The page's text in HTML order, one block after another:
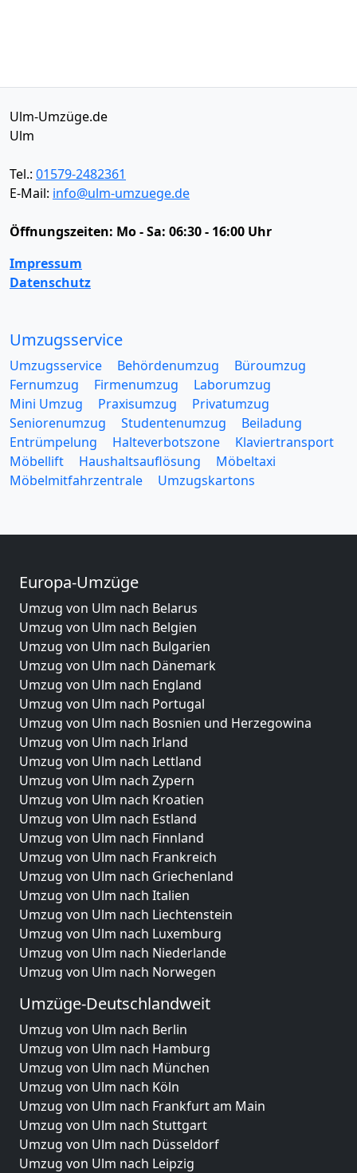
Ulm-Umzüge.de
Ulm
Tel.: 01579-2482361
E-Mail: info@ulm-umzuege.de
Öffnungszeiten: Mo - Sa: 06:30 - 16:00 Uhr
Impressum
Datenschutz
Umzugsservice
Umzugsservice Behördenumzug
Büroumzug
Fernumzug
Firmenumzug
Laborumzug
Mini Umzug
Praxisumzug
Privatumzug
Seniorenumzug
Studentenumzug
Beiladung
Entrümpelung
Halteverbotszone
Klaviertransport
Möbellift
Haushaltsauflösung
Möbeltaxi
Möbelmitfahrzentrale
Umzugskartons
Europa-Umzüge
Umzug von Ulm nach Belarus
Umzug von Ulm nach Belgien
Umzug von Ulm nach Bulgarien
Umzug von Ulm nach Dänemark
Umzug von Ulm nach England
Umzug von Ulm nach Portugal
Umzug von Ulm nach Bosnien und Herzegowina
Umzug von Ulm nach Irland
Umzug von Ulm nach Lettland
Umzug von Ulm nach Zypern
Umzug von Ulm nach Kroatien
Umzug von Ulm nach Estland
Umzug von Ulm nach Finnland
Umzug von Ulm nach Frankreich
Umzug von Ulm nach Griechenland
Umzug von Ulm nach Italien
Umzug von Ulm nach Liechtenstein
Umzug von Ulm nach Luxemburg
Umzug von Ulm nach Niederlande
Umzug von Ulm nach Norwegen
Umzüge-Deutschlandweit
Umzug von Ulm nach Berlin
Umzug von Ulm nach Hamburg
Umzug von Ulm nach München
Umzug von Ulm nach Köln
Umzug von Ulm nach Frankfurt am Main
Umzug von Ulm nach Stuttgart
Umzug von Ulm nach Düsseldorf
Umzug von Ulm nach Leipzig